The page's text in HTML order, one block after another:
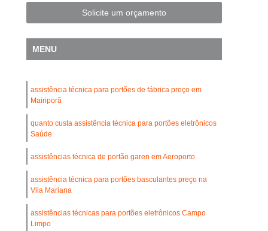
Automatização para Portão de Correr
Conserto Motor Portão Automático
Conserto de Motor de Portão Automático
Conserto de Portão Automático
Automático Basculante
Automático Pivotante Duplo
Conserto de Portão Basculante
Solicite um orçamento
MENU
assistência técnica para portões de fábrica preço em
Mairiporã
quanto custa assistência técnica para portões eletrônicos
Saúde
assistências técnica de portão garen em Aeroporto
assistência técnica para portões basculantes preço na
Vila Mariana
assistências técnicas para portões eletrônicos Campo
Limpo